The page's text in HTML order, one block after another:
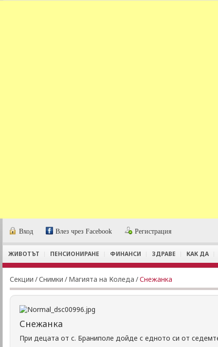
Вход Влез чрез Facebook Регистрация
ЖИВОТЪТ ПЕНСИОНИРАНЕ ФИНАНСИ ЗДРАВЕ КАК ДА
Секции /Снимки / Магията на Коледа /Снежанка
Снежанка
При децата от с. Браниполе дойде с едното си от